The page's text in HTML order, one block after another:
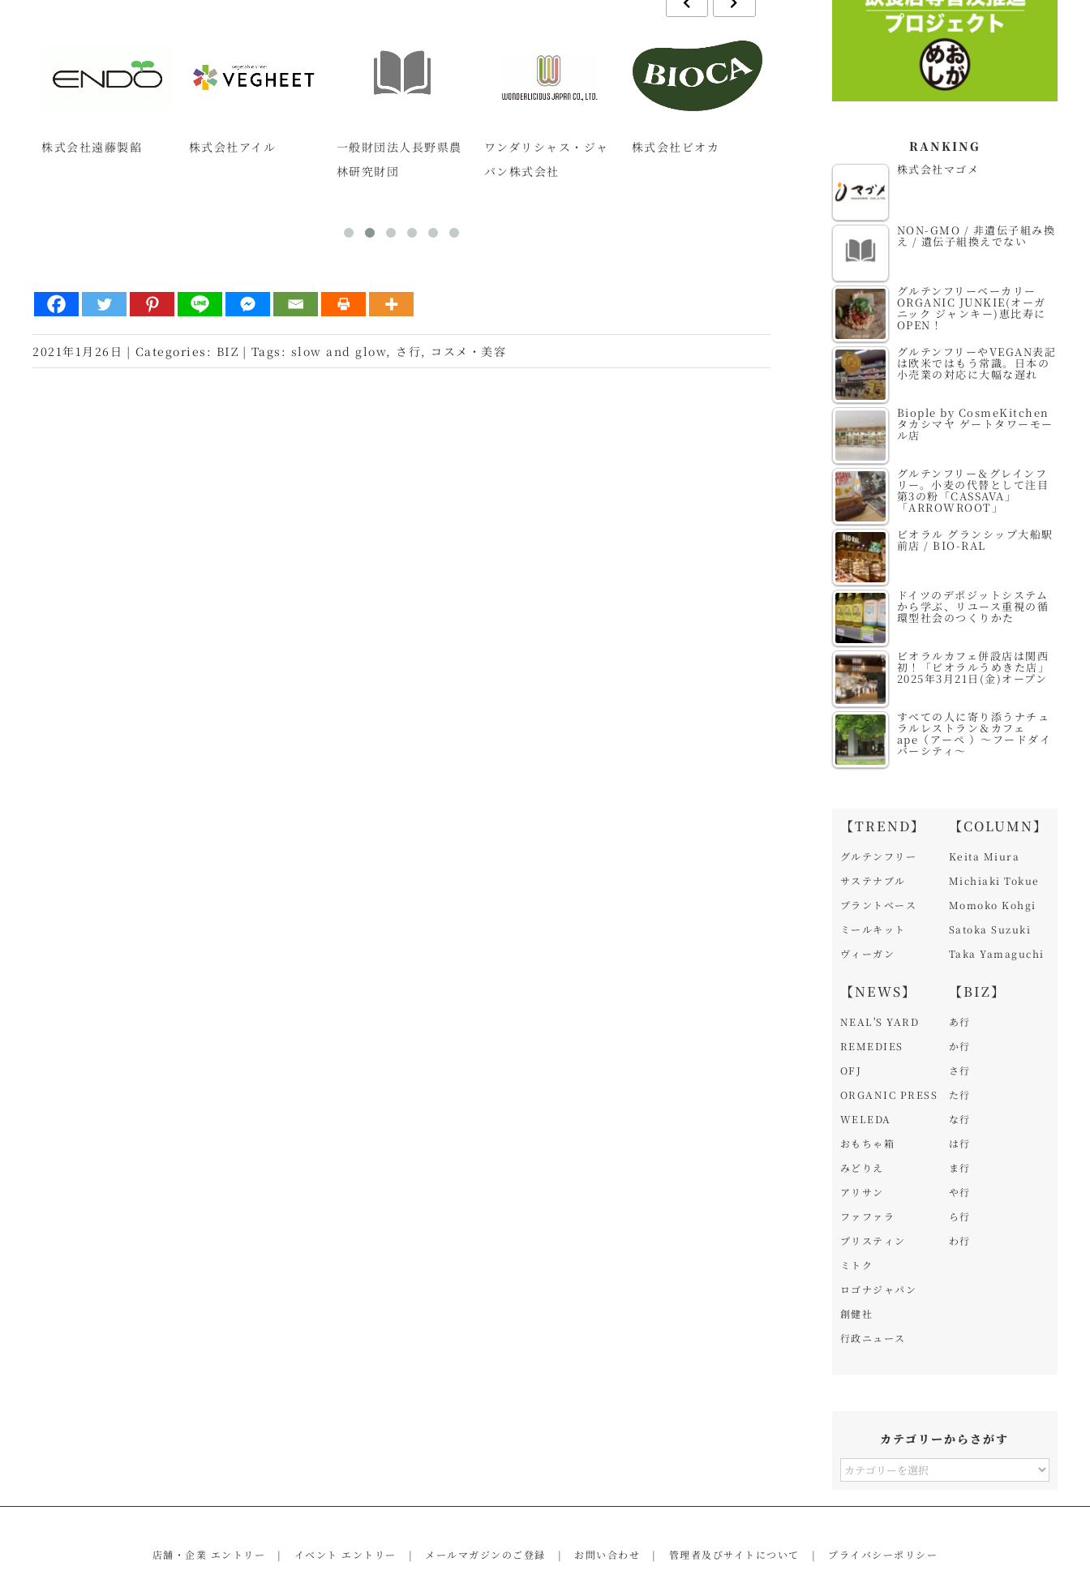
株式会社遠藤製餡 株式会社アイル
一般財団法人長野県農
林研究財団
ワンダリシャス・ジャ
パン株式会社
株式会社ビオカ 株式会社遠藤製餡
2021年1月26日 | Categories: BIZ | Tags: slow and glow, さ行, コスメ・美容
RANKING
株式会社マゴメ
NON-GMO / 非遺伝子組み換
え / 遺伝子組換えでない
グルテンフリーベーカリー
ORGANIC JUNKIE(オーガ
ニック ジャンキー)恵比寿に
OPEN！
グルテンフリーやVEGAN表記
は欧米ではもう常識。日本の
小売業の対応に大幅な遅れ
Biople by CosmeKitchen
タカシマヤ ゲートタワーモー
ル店
グルテンフリー＆グレインフ
リー。小麦の代替として注目
第3の粉「CASSAVA」
「ARROWROOT」
ビオラル グランシップ大船駅
前店 / BIO-RAL
ドイツのデポジットシステム
から学ぶ、リユース重視の循
環型社会のつくりかた
ビオラルカフェ併設店は関西
初！「ビオラルうめきた店」
2025年3月21日(金)オープン
すべての人に寄り添うナチュ
ラルレストラン＆カフェ
ape（アーペ ）～フードダイ
バーシティ～
【TREND】
グルテンフリー
サステナブル
プラントベース
ミールキット
ヴィーガン
【NEWS】
NEAL'S YARD
REMEDIES
OFJ
ORGANIC PRESS
WELEDA
おもちゃ箱
みどりえ
アリサン
ファファラ
プリスティン
ミトク
ロゴナジャパン
創健社
行政ニュース
【COLUMN】
Keita Miura
Michiaki Tokue
Momoko Kohgi
Satoka Suzuki
Taka Yamaguchi
【BIZ】
あ行
か行
さ行
た行
な行
は行
ま行
や行
ら行
わ行
カテゴリーからさがす
カ
ー
店舗・企業 エントリー イベント エントリー メールマガジンのご登録 お問い合わせ 管理者及びサイトについて プライバシーポリシー